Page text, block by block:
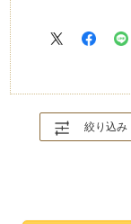
絞り込み